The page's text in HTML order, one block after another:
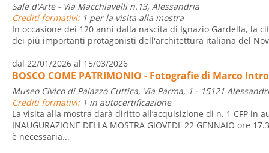
Sale d'Arte - Via Macchiavelli n.13, Alessandria
Crediti formativi:1 per la visita alla mostra
In occasione dei 120 anni dalla nascita di Ignazio Gardella, la
dei più importanti protagonisti dell'architettura italiana del
dal 22/01/2026 al 15/03/2026
BOSCO COME PATRIMONIO - Fotografie di Marco
Museo Civico di Palazzo Cuttica, Via Parma, 1 - 15121
Crediti formativi:1 in autocertificazione
La visita alla mostra darà diritto all’acquisizione di n. 1 CFP in
INAUGURAZIONE DELLA MOSTRA GIOVEDI' 22 GENNAIO ore
è necessaria...